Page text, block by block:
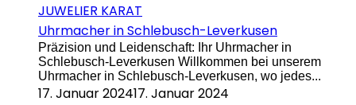
JUWELIER KARAT
Uhrmacher in Schlebusch-Leverkusen
Präzision und Leidenschaft: Ihr Uhrmacher in
Schlebusch-Leverkusen Willkommen bei unserem
Uhrmacher in Schlebusch-Leverkusen, wo jedes...
17. Januar 202417. Januar 2024